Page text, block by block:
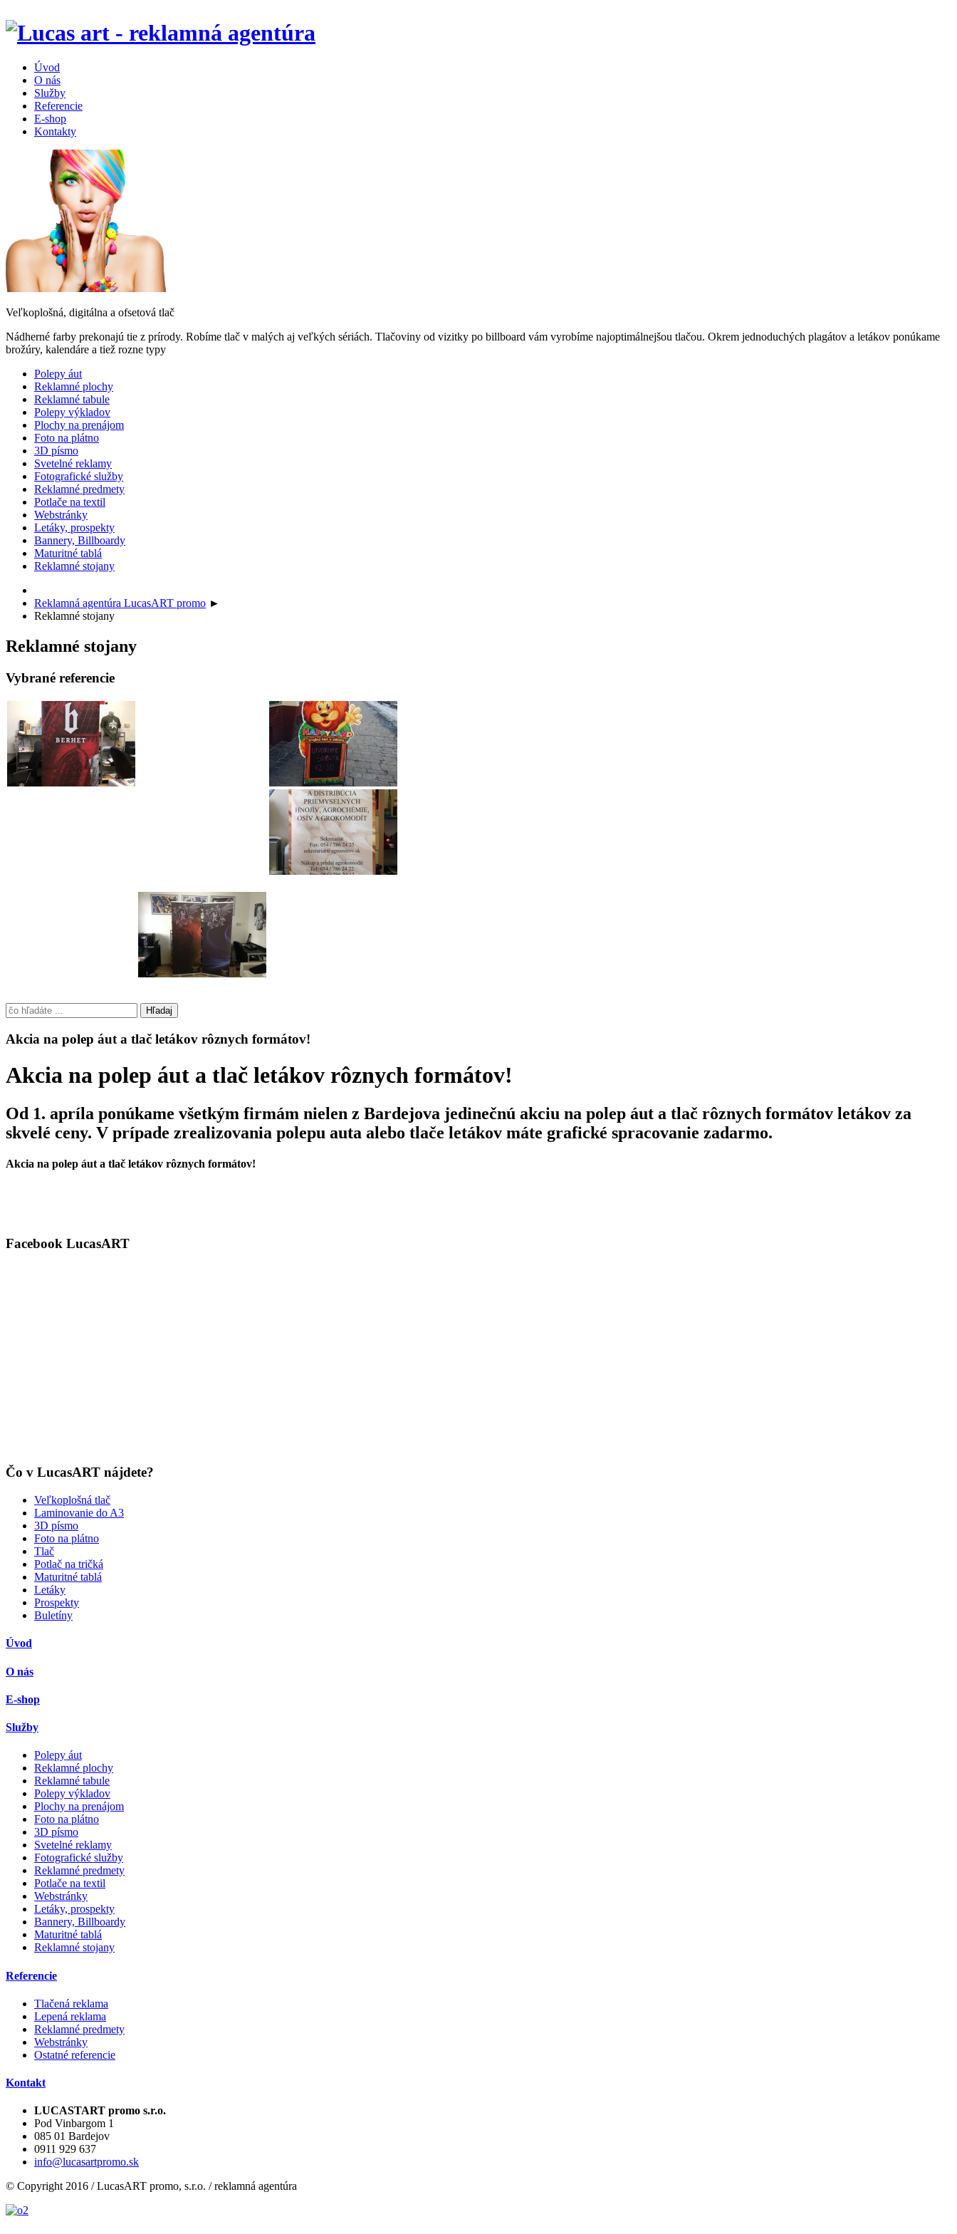
Úvod
O nás
Služby
Referencie
E-shop
Kontakty
Veľkoplošná, digitálna a ofsetová tlač
Nádherné farby prekonajú tie z prírody. Robíme tlač v malých aj veľkých sériách. Tlačoviny od vizitky po billboard vám vyrobíme najoptimálnejšou tlačou. Okrem jednoduchých plagátov a letákov ponúkame
brožúry, kalendáre a tiež rozne typy
Polepy áut
Reklamné plochy
Reklamné tabule
Polepy výkladov
Plochy na prenájom
Foto na plátno
3D písmo
Svetelné reklamy
Fotografické služby
Reklamné predmety
Potlače na textil
Webstránky
Letáky, prospekty
Bannery, Billboardy
Maturitné tablá
Reklamné stojany
Reklamná agentúra LucasART promo ►
Reklamné stojany
Reklamné stojany
Vybrané referencie
Hľadaj
Akcia na polep áut a tlač letákov rôznych formátov!
Akcia na polep áut a tlač letákov rôznych formátov!
Od 1. apríla ponúkame všetkým firmám nielen z Bardejova jedinečnú akciu na polep áut a tlač rôznych formátov letákov za
skvelé ceny. V prípade zrealizovania polepu auta alebo tlače letákov máte grafické spracovanie zadarmo.
Akcia na polep áut a tlač letákov rôznych formátov!
Facebook LucasART
Čo v LucasART nájdete?
Veľkoplošná tlač
Laminovanie do A3
3D písmo
Foto na plátno
Tlač
Potlač na tričká
Maturitné tablá
Letáky
Prospekty
Buletíny
Úvod
O nás
E-shop
Služby
Polepy áut
Reklamné plochy
Reklamné tabule
Polepy výkladov
Plochy na prenájom
Foto na plátno
3D písmo
Svetelné reklamy
Fotografické služby
Reklamné predmety
Potlače na textil
Webstránky
Letáky, prospekty
Bannery, Billboardy
Maturitné tablá
Reklamné stojany
Referencie
Tlačená reklama
Lepená reklama
Reklamné predmety
Webstránky
Ostatné referencie
Kontakt
LUCASTART promo s.r.o.
Pod Vinbargom 1
085 01 Bardejov
0911 929 637
info@lucasartpromo.sk
© Copyright 2016 / LucasART promo, s.r.o. / reklamná agentúra